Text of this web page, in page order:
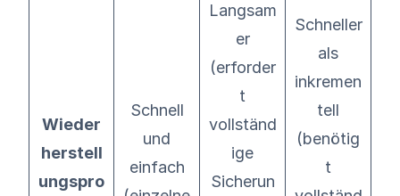
Wieder
herstell
ungspro
Schnell
und
einfach
Langsam
er
(erforder
t
vollständ
ige
Sicherun
Schneller
als
inkremen
tell
(benötig
t